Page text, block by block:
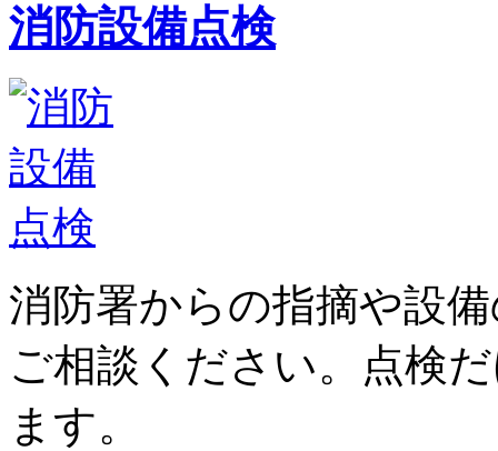
消防設備点検
消防署からの指摘や設
ご相談ください。点検
ます。